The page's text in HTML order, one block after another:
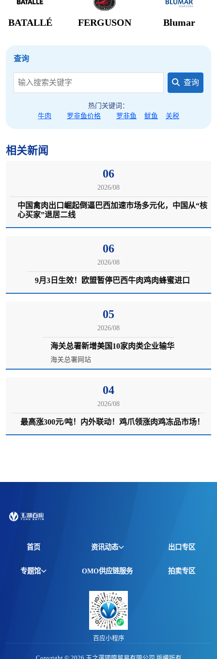
BATALLÉ FERGUSON Blumar
查询
查询
热门关键词：
牛肉
罗非鱼价格 罗非鱼 鱿鱼 关税
相关新闻
06
2026/08
中国禽肉出口崛起倒逼巴西加速市场多元化，中国从“核
心买家”退居二线
06
2026/08
9月3日生效！欧盟暂停巴西牛肉鸡肉蜂蜜进口
05
2026/08
海关总署新增美国10家肉类企业输华
海关总署网站
04
2026/08
最高涨300元/吨！内外联动！鸡爪领涨肉鸡冻品市场！
首页 资讯动态
全球资讯
价格行情
专题报告
出口专区
专题馆 OMO供应链服务 拍卖专区
百应小程序